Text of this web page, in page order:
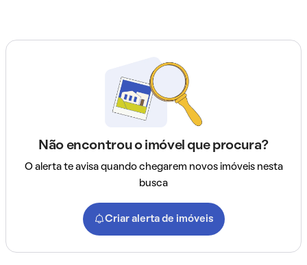
Não encontrou o imóvel que procura?
O alerta te avisa quando chegarem novos imóveis nesta
busca
Criar alerta de imóveis